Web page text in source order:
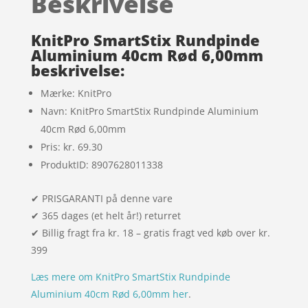
ømmels
er
KnitPro SmartStix Rundpinde
Aluminium 40cm Rød 6,00mm
beskrivelse:
Mærke: KnitPro
Navn: KnitPro SmartStix Rundpinde Aluminium
40cm Rød 6,00mm
Pris: kr. 69.30
ProduktID: 8907628011338
✔ PRISGARANTI på denne vare
✔ 365 dages (et helt år!) returret
✔ Billig fragt fra kr. 18 – gratis fragt ved køb over kr.
399
Læs mere om KnitPro SmartStix Rundpinde
Aluminium 40cm Rød 6,00mm her.